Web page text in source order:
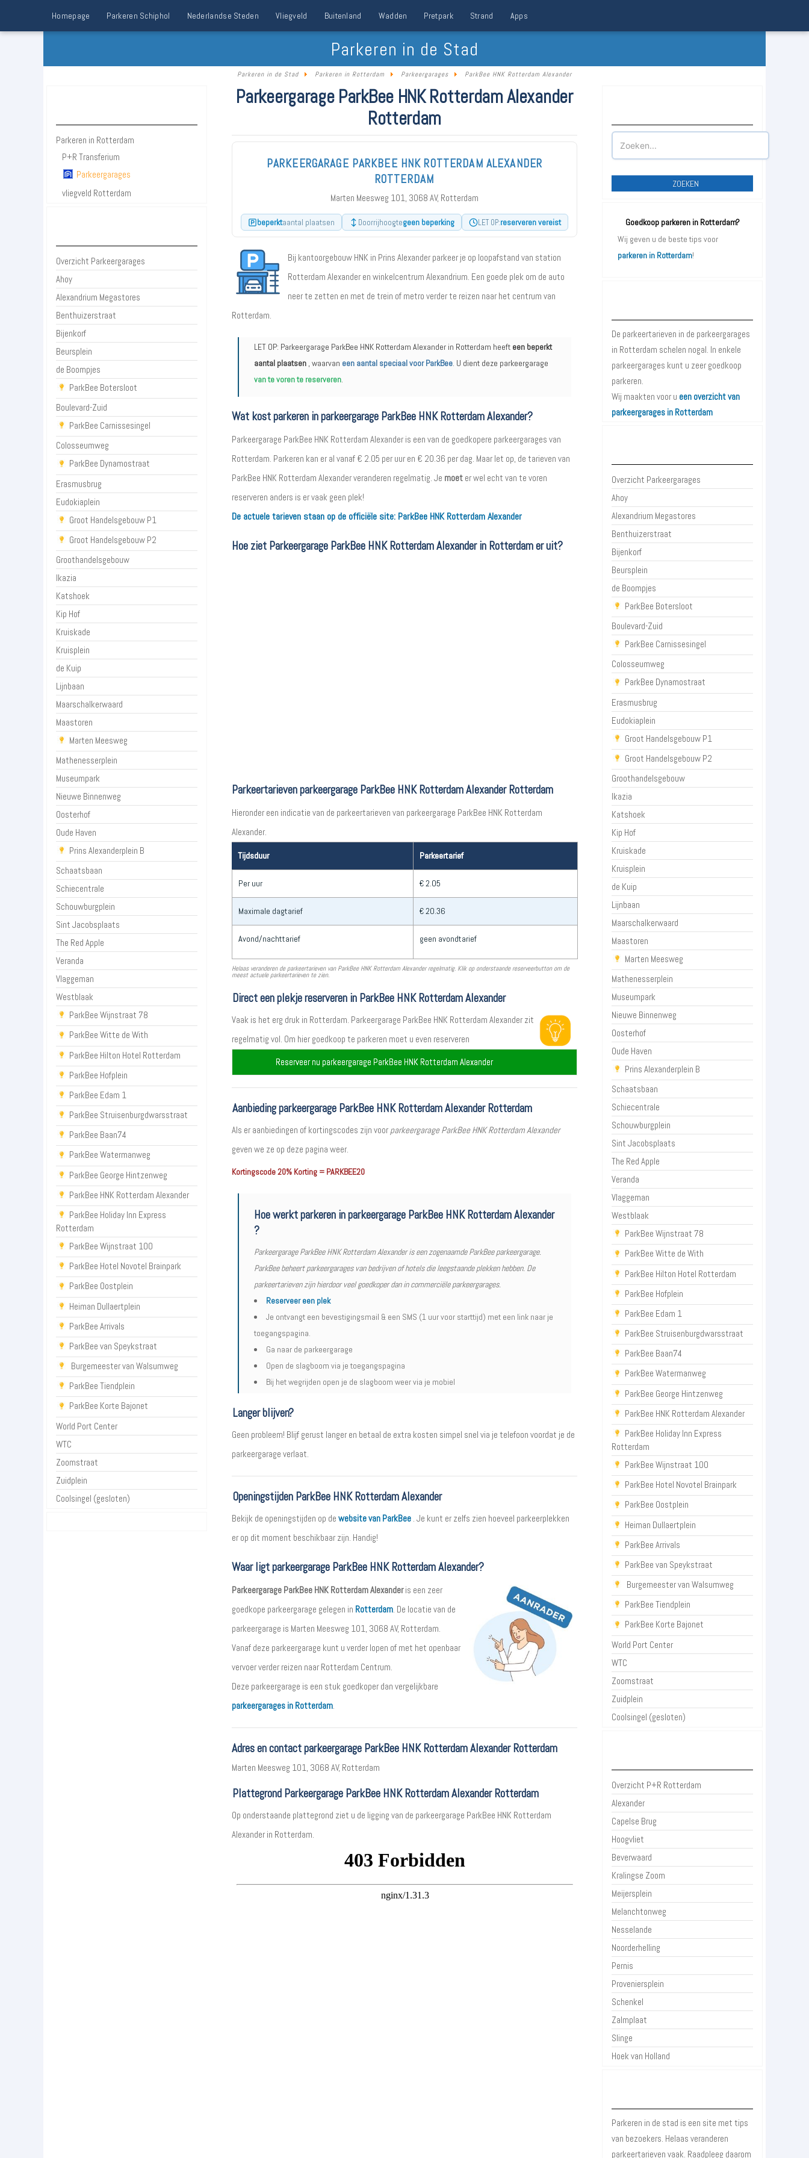
Homepage Parkeren Schiphol Nederlandse Steden Vliegveld Buitenland Wadden Pretpark Strand Apps
Parkeren in de Stad
Parkeren in de Stad Parkeren in Rotterdam Parkeergarages ParkBee HNK Rotterdam Alexander
Parkeren in Rotterdam
P+R Transferium
Parkeergarages
vliegveld Rotterdam
Overzicht Parkeergarages
Ahoy
Alexandrium Megastores
Benthuizerstraat
Bijenkorf
Beursplein
de Boompjes
ParkBee Botersloot
Boulevard-Zuid
ParkBee Carnissesingel
Colosseumweg
ParkBee Dynamostraat
Erasmusbrug
Eudokiaplein
Groot Handelsgebouw P1
Groot Handelsgebouw P2
Groothandelsgebouw
Ikazia
Katshoek
Kip Hof
Kruiskade
Kruisplein
de Kuip
Lijnbaan
Maarschalkerwaard
Maastoren
Marten Meesweg
Mathenesserplein
Museumpark
Nieuwe Binnenweg
Oosterhof
Oude Haven
Prins Alexanderplein B
Schaatsbaan
Schiecentrale
Schouwburgplein
Sint Jacobsplaats
The Red Apple
Veranda
Vlaggeman
Westblaak
ParkBee Wijnstraat 78
ParkBee Witte de With
ParkBee Hilton Hotel Rotterdam
ParkBee Hofplein
ParkBee Edam 1
ParkBee Struisenburgdwarsstraat
ParkBee Baan74
ParkBee Watermanweg
ParkBee George Hintzenweg
ParkBee HNK Rotterdam Alexander
ParkBee Holiday Inn Express
Rotterdam
ParkBee Wijnstraat 100
ParkBee Hotel Novotel Brainpark
ParkBee Oostplein
Heiman Dullaertplein
ParkBee Arrivals
ParkBee van Speykstraat
Burgemeester van Walsumweg
ParkBee Tiendplein
ParkBee Korte Bajonet
World Port Center
WTC
Zoomstraat
Zuidplein
Coolsingel (gesloten)
Parkeergarage ParkBee HNK Rotterdam Alexander
Rotterdam
PARKEERGARAGE PARKBEE HNK ROTTERDAM ALEXANDER
ROTTERDAM
Marten Meesweg 101, 3068 AV, Rotterdam
beperktaantal plaatsen Doorrijhoogtegeen beperking LET OP:reserveren vereist
Bij kantoorgebouw HNK in Prins Alexander parkeer je op loopafstand van station
Rotterdam Alexander en winkelcentrum Alexandrium. Een goede plek om de auto
neer te zetten en met de trein of metro verder te reizen naar het centrum van
Rotterdam.
LET OP: Parkeergarage ParkBee HNK Rotterdam Alexander in Rotterdam heeft een beperkt
aantal plaatsen, waarvan een aantal speciaal voor ParkBee. U dient deze parkeergarage
van te voren te reserveren.
Wat kost parkeren in parkeergarage ParkBee HNK Rotterdam Alexander?
Parkeergarage ParkBee HNK Rotterdam Alexander is een van de goedkopere parkeergarages van
Rotterdam. Parkeren kan er al vanaf € 2.05 per uur en € 20.36 per dag. Maar let op, de tarieven van
ParkBee HNK Rotterdam Alexander veranderen regelmatig. Je moeter wel echt van te voren
reserveren anders is er vaak geen plek!
De actuele tarieven staan op de officiële site: ParkBee HNK Rotterdam Alexander
Hoe ziet Parkeergarage ParkBee HNK Rotterdam Alexander in Rotterdam er uit?
Parkeertarieven parkeergarage ParkBee HNK Rotterdam Alexander Rotterdam
Hieronder een indicatie van de parkeertarieven van parkeergarage ParkBee HNK Rotterdam
Alexander.
Tijdsduur Parkeertarief
Per uur € 2.05
Maximale dagtarief € 20.36
Avond/nachttarief geen avondtarief
Helaas veranderen de parkeertarieven van ParkBee HNK Rotterdam Alexander regelmatig. Klik op onderstaande reserveerbutton om de
meest actuele parkeertarieven te zien.
Direct een plekje reserveren in ParkBee HNK Rotterdam Alexander
Vaak is het erg druk in Rotterdam. Parkeergarage ParkBee HNK Rotterdam Alexander zit
regelmatig vol. Om hier goedkoop te parkeren moet u even reserveren
Reserveer nu parkeergarage ParkBee HNK Rotterdam Alexander
Aanbieding parkeergarage ParkBee HNK Rotterdam Alexander Rotterdam
Als er aanbiedingen of kortingscodes zijn voor parkeergarage ParkBee HNK Rotterdam Alexander
geven we ze op deze pagina weer.
Kortingscode 20% Korting = PARKBEE20
Hoe werkt parkeren in parkeergarage ParkBee HNK Rotterdam Alexander
?
Parkeergarage ParkBee HNK Rotterdam Alexander is een zogenaamde ParkBee parkeergarage.
ParkBee beheert parkeergarages van bedrijven of hotels die leegstaande plekken hebben. De
parkeertarieven zijn hierdoor veel goedkoper dan in commerciële parkeergarages.
Reserveer een plek
Je ontvangt een bevestigingsmail & een SMS (1 uur voor starttijd) met een link naar je
toegangspagina.
Ga naar de parkeergarage
Open de slagboom via je toegangspagina
Bij het wegrijden open je de slagboom weer via je mobiel
Langer blijven?
Geen probleem! Blijf gerust langer en betaal de extra kosten simpel snel via je telefoon voordat je de
parkeergarage verlaat.
Openingstijden ParkBee HNK Rotterdam Alexander
Bekijk de openingstijden op de website van ParkBee. Je kunt er zelfs zien hoeveel parkeerplekken
er op dit moment beschikbaar zijn. Handig!
Waar ligt parkeergarage ParkBee HNK Rotterdam Alexander?
Parkeergarage ParkBee HNK Rotterdam Alexanderis een zeer
goedkope parkeergarage gelegen in Rotterdam. De locatie van de
parkeergarage is Marten Meesweg 101, 3068 AV, Rotterdam.
Vanaf deze parkeergarage kunt u verder lopen of met het openbaar
vervoer verder reizen naar Rotterdam Centrum.
Deze parkeergarage is een stuk goedkoper dan vergelijkbare
parkeergarages in Rotterdam.
Adres en contact parkeergarage ParkBee HNK Rotterdam Alexander Rotterdam
Marten Meesweg 101, 3068 AV, Rotterdam
Plattegrond Parkeergarage ParkBee HNK Rotterdam Alexander Rotterdam
Op onderstaande plattegrond ziet u de ligging van de parkeergarage ParkBee HNK Rotterdam
Alexander in Rotterdam.
ZOEKEN
Goedkoop parkeren in Rotterdam?
Wij geven u de beste tips voor
parkeren in Rotterdam!
De parkeertarieven in de parkeergarages
in Rotterdam schelen nogal. In enkele
parkeergarages kunt u zeer goedkoop
parkeren.
Wij maakten voor u een overzicht van
parkeergarages in Rotterdam
Overzicht Parkeergarages
Ahoy
Alexandrium Megastores
Benthuizerstraat
Bijenkorf
Beursplein
de Boompjes
ParkBee Botersloot
Boulevard-Zuid
ParkBee Carnissesingel
Colosseumweg
ParkBee Dynamostraat
Erasmusbrug
Eudokiaplein
Groot Handelsgebouw P1
Groot Handelsgebouw P2
Groothandelsgebouw
Ikazia
Katshoek
Kip Hof
Kruiskade
Kruisplein
de Kuip
Lijnbaan
Maarschalkerwaard
Maastoren
Marten Meesweg
Mathenesserplein
Museumpark
Nieuwe Binnenweg
Oosterhof
Oude Haven
Prins Alexanderplein B
Schaatsbaan
Schiecentrale
Schouwburgplein
Sint Jacobsplaats
The Red Apple
Veranda
Vlaggeman
Westblaak
ParkBee Wijnstraat 78
ParkBee Witte de With
ParkBee Hilton Hotel Rotterdam
ParkBee Hofplein
ParkBee Edam 1
ParkBee Struisenburgdwarsstraat
ParkBee Baan74
ParkBee Watermanweg
ParkBee George Hintzenweg
ParkBee HNK Rotterdam Alexander
ParkBee Holiday Inn Express
Rotterdam
ParkBee Wijnstraat 100
ParkBee Hotel Novotel Brainpark
ParkBee Oostplein
Heiman Dullaertplein
ParkBee Arrivals
ParkBee van Speykstraat
Burgemeester van Walsumweg
ParkBee Tiendplein
ParkBee Korte Bajonet
World Port Center
WTC
Zoomstraat
Zuidplein
Coolsingel (gesloten)
Overzicht P+R Rotterdam
Alexander
Capelse Brug
Hoogvliet
Beverwaard
Kralingse Zoom
Meijersplein
Melanchtonweg
Nesselande
Noorderhelling
Pernis
Proveniersplein
Schenkel
Zalmplaat
Slinge
Hoek van Holland
Parkeren in de stad is een site met tips
van bezoekers. Helaas veranderen
parkeertarieven vaak. Raadpleeg daarom